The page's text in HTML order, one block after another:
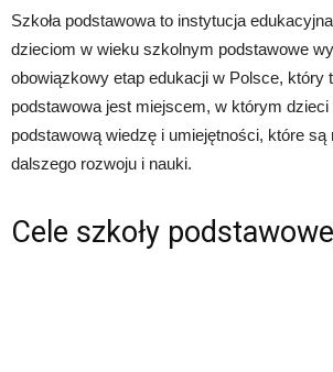
Szkoła podstawowa to instytucja
dzieciom w wieku szkolnym podstawowe
obowiązkowy etap edukacji w Polsce, który
podstawowa jest miejscem, w którym dzieci
podstawową wiedzę i umiejętności, które są
dalszego rozwoju i nauki.
Cele szkoły